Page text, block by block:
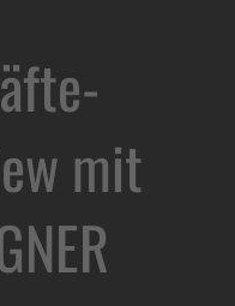
mit